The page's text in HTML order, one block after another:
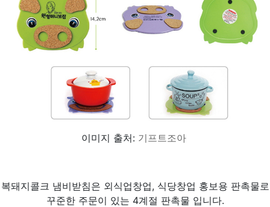
이미지 출처: 기프트조아
복돼지콜크 냄비받침은 외식업창업, 식당창업 홍보용 판촉물로
꾸준한 주문이 있는 4계절 판촉물 입니다.